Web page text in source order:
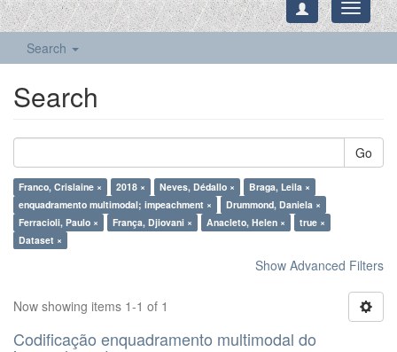
Toggle
Search
Search
Go
Franco, Crislaine × 2018 × Neves, Dédallo ×
Braga, Leila ×
enquadramento multimodal; impeachment ×
Drummond, Daniela ×
Ferracioli, Paulo ×
França, Djiovani × Anacleto, Helen ×
true ×
Dataset ×
Show Advanced Filters
Now showing items 1-1 of 1
Codificação enquadramento multimodal do